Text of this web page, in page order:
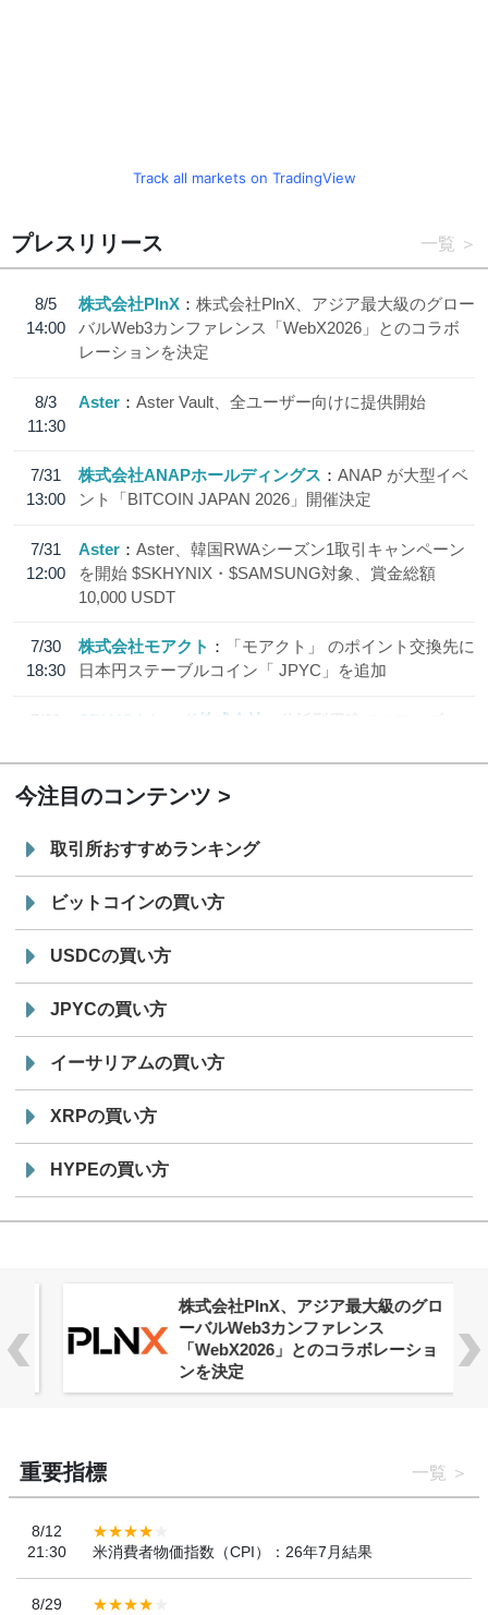
Track all markets on TradingView
プレスリリース 一覧
8/5
14:00
株式会社PlnX
株式会社PlnX、アジア最大級のグロー
バルWeb3カンファレンス「WebX2026」とのコラボ
レーションを決定
8/3
11:30
Aster Aster Vault、全ユーザー向けに提供開始
7/31
13:00
株式会社ANAPホールディングス
ANAP が大型イベ
ント「BITCOIN JAPAN 2026」開催決定
7/31
12:00
Aster
Aster、韓国RWAシーズン1取引キャンペーン
を開始 $SKHYNIX・$SAMSUNG対象、賞金総額
10,000 USDT
7/30
18:30
株式会社モアクト
「モアクト」 のポイント交換先に
日本円ステーブルコイン「 JPYC」を追加
7/29
SBI VCトレード株式会社
信託型円建てステーブル
今注目のコンテンツ
取引所おすすめランキング
ビットコインの買い方
USDCの買い方
JPYCの買い方
イーサリアムの買い方
XRPの買い方
HYPEの買い方
株式会社PlnX、アジア最大級のグロ
ーバルWeb3カンファレンス
「WebX2026」とのコラボレーショ
ンを決定
重要指標 一覧
8/12
21:30
米消費者物価指数（CPI）：26年7月結果
8/29